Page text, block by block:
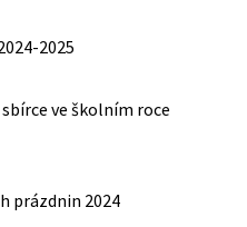
2025
ve školním roce
prázdnin 2024